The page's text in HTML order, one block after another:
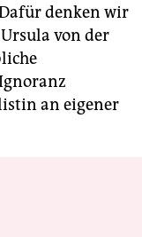
denken wir
von der
an eigener